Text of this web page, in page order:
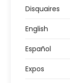
Disquaires
English
Español
Expos